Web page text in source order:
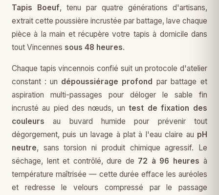
Tapis Boeuf, tenu par quatre générations d'artisans,
extrait cette poussière incrustée par battage, lave chaque
pièce à la main et récupère votre tapis à domicile dans
tout Vincennes sous 48 heures.
Chaque tapis vincennois confié suit un protocole d'atelier
constant : un dépoussiérage profond par battage et
aspiration multi-passages pour déloger le sable fin
incrusté au pied des nœuds, un test de fixation des
couleurs au buvard humide pour prévenir tout
dégorgement, puis un lavage à plat à l'eau claire au pH
neutre, sans torsion ni produit chimique agressif. Le
séchage, lent et contrôlé, dure de 72 à 96 heures à
température maîtrisée — cette durée efface les auréoles
et redresse le velours compressé par le passage